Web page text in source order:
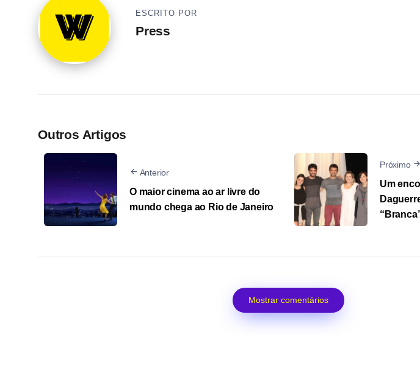
ESCRITO POR
Press
Outros Artigos
Anterior
O maior cinema ao ar livre do
mundo chega ao Rio de Janeiro
Próximo
Um
Mostrar comentários